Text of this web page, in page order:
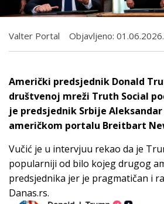
Valter Portal Objavljeno: 01.06.2026.
Američki predsjednik Donald
društvenoj mreži Truth Social
je predsjednik Srbije Aleksandar
američkom portalu Breitbart
Vučić je u intervjuu rekao da je
popularniji od bilo kojeg drugog
predsjednika jer je pragmatičan i
Danas.rs.